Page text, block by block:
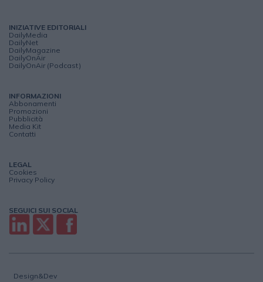
INIZIATIVE EDITORIALI
DailyMedia
DailyNet
DailyMagazine
DailyOnAir
DailyOnAir (Podcast)
INFORMAZIONI
Abbonamenti
Promozioni
Pubblicità
Media Kit
Contatti
LEGAL
Cookies
Privacy Policy
SEGUICI SUI SOCIAL
Design&Dev